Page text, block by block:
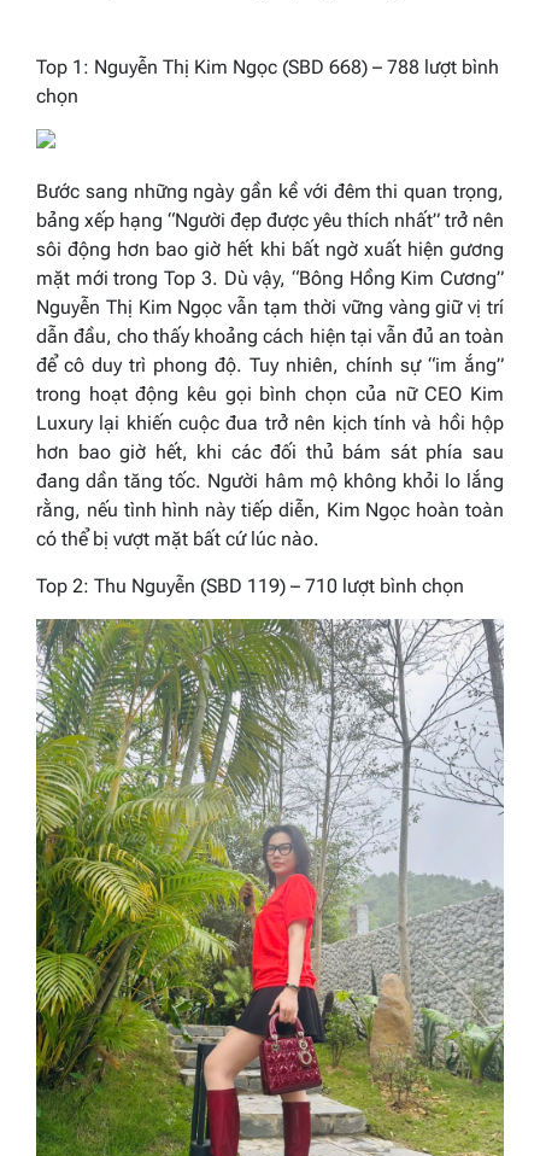
Top 1: Nguyễn Thị Kim Ngọc (SBD 668) – 788 lượt bình
chọn
Bước sang những ngày gần kề với đêm thi quan trọng,
bảng xếp hạng “Người đẹp được yêu thích nhất” trở nên
sôi động hơn bao giờ hết khi bất ngờ xuất hiện gương
mặt mới trong Top 3. Dù vậy, “Bông Hồng Kim Cương”
Nguyễn Thị Kim Ngọc vẫn tạm thời vững vàng giữ vị trí
dẫn đầu, cho thấy khoảng cách hiện tại vẫn đủ an toàn
để cô duy trì phong độ. Tuy nhiên, chính sự “im ắng”
trong hoạt động kêu gọi bình chọn của nữ CEO Kim
Luxury lại khiến cuộc đua trở nên kịch tính và hồi hộp
hơn bao giờ hết, khi các đối thủ bám sát phía sau
đang dần tăng tốc. Người hâm mộ không khỏi lo lắng
rằng, nếu tình hình này tiếp diễn, Kim Ngọc hoàn toàn
có thể bị vượt mặt bất cứ lúc nào.
Top 2: Thu Nguyễn (SBD 119) – 710 lượt bình chọn